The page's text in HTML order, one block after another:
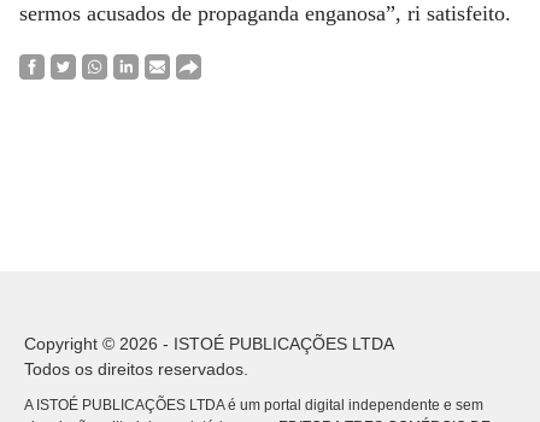
sermos acusados de propaganda enganosa”, ri satisfeito.
Copyright © 2026 - ISTOÉ PUBLICAÇÕES LTDA
Todos os direitos reservados.
A ISTOÉ PUBLICAÇÕES LTDA é um portal digital independente e sem